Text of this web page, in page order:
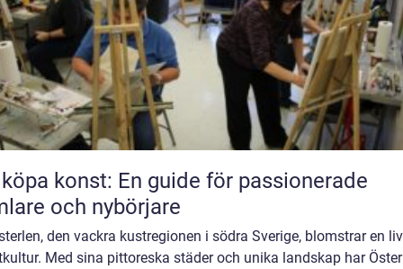
konst: En guide för passionerade
och nybörjare
den vackra kustregionen i södra Sverige, blomstrar en
Med sina pittoreska städer och unika landskap har